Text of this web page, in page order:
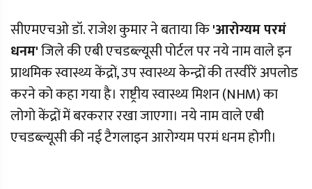
सीएमएचओ डॉ. राजेश कुमार ने बताया कि'आरोग्यम परमं
धनम'जिले की एबी एचडब्ल्यूसी पोर्टल पर नये नाम वाले इन
प्राथमिक स्वास्थ्य केंद्रों, उप स्वास्थ्य केन्द्रों की तस्वीरें अपलोड
करने को कहा गया है। राष्ट्रीय स्वास्थ्य मिशन (NHM) का
लोगो केंद्रों में बरकरार रखा जाएगा। नये नाम वाले एबी
एचडब्ल्यूसी की नई टैगलाइन आरोग्यम परमं धनम होगी।